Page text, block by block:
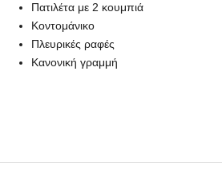
Πατιλέτα με 2 κουμπιά
Κοντομάνικο
Πλευρικές ραφές
Κανονική γραμμή